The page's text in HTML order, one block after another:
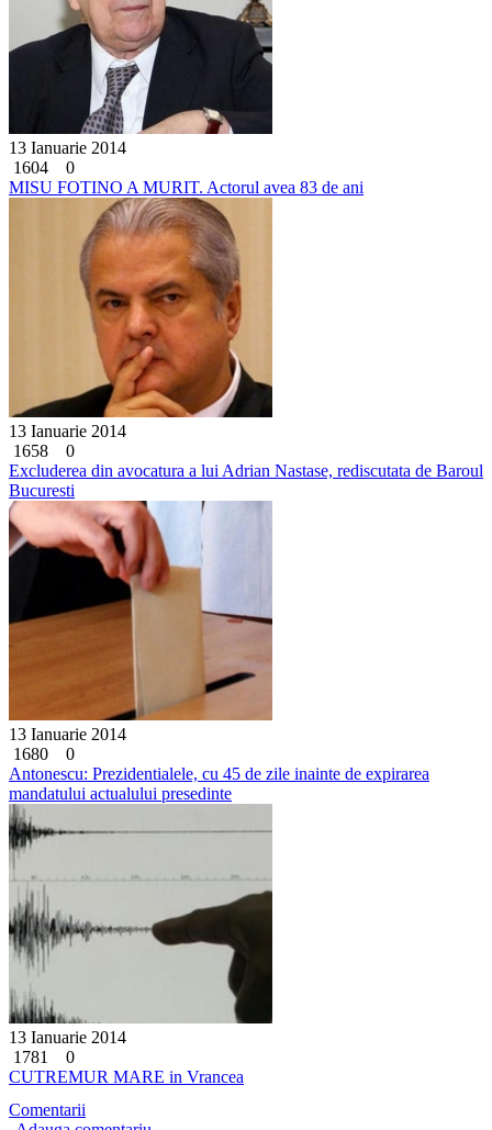
13 Ianuarie 2014
1604
0
MISU FOTINO A MURIT. Actorul avea 83 de ani
13 Ianuarie 2014
1658
0
Excluderea din avocatura a lui Adrian Nastase, rediscutata de Baroul
Bucuresti
13 Ianuarie 2014
1680
0
Antonescu: Prezidentialele, cu 45 de zile inainte de expirarea
mandatului actualului presedinte
13 Ianuarie 2014
1781
0
CUTREMUR MARE in Vrancea
Comentarii